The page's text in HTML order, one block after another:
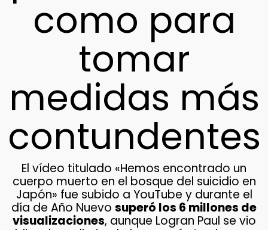
como para
tomar
medidas más
contundentes
El vídeo titulado «Hemos encontrado un
cuerpo muerto en el bosque del suicidio en
Japón» fue subido a YouTube y durante el
día de Año Nuevo superó los 6 millones de
visualizaciones, aunque Logran Paul se vio